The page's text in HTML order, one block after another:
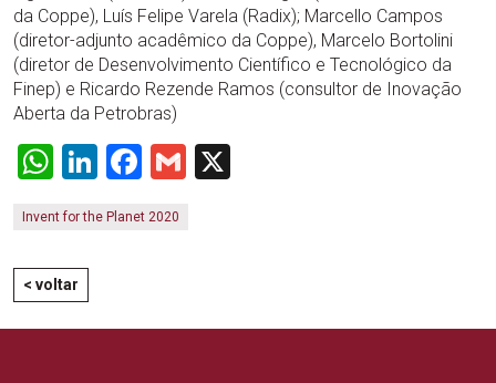
da Coppe), Luís Felipe Varela (Radix); Marcello Campos
(diretor-adjunto acadêmico da Coppe), Marcelo Bortolini
(diretor de Desenvolvimento Científico e Tecnológico da
Finep) e Ricardo Rezende Ramos (consultor de Inovação
Aberta da Petrobras)
WhatsApp
LinkedIn
Facebook
Gmail
Invent for the Planet 2020
< voltar